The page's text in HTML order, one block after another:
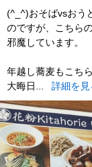
(^_^)おそばvsおう
のですが、こちら
邪魔しています。
年越し蕎麦もこち
大晦日...
詳細を見